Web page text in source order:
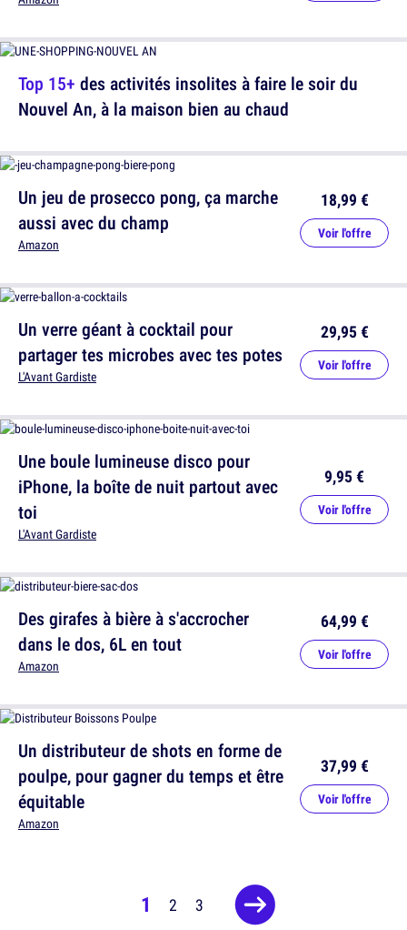
Top 15+ des activités insolites à faire le soir du
Nouvel An, à la maison bien au chaud
Un verre géant à cocktail pour
partager tes microbes avec tes potes
L'Avant Gardiste
29,95 €
Voir l'offre
Des girafes à bière à s'accrocher
dans le dos, 6L en tout
Amazon
64,99 €
Voir l'offre
Un jeu de prosecco pong, ça marche
aussi avec du champ
Amazon
18,99 €
Voir l'offre
Une boule lumineuse disco pour
iPhone, la boîte de nuit partout avec
toi
L'Avant Gardiste
9,95 €
Voir l'offre
Un distributeur de shots en forme de
poulpe, pour gagner du temps et être
équitable
Amazon
37,99 €
Voir l'offre
1 2 3